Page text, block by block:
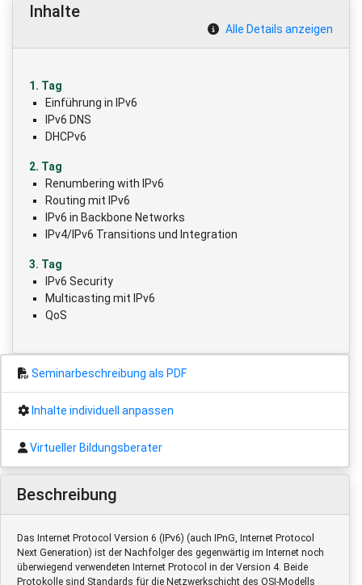
Inhalte
Alle Details anzeigen
1. Tag
Einführung in IPv6
IPv6 DNS
DHCPv6
2. Tag
Renumbering with IPv6
Routing mit IPv6
IPv6 in Backbone Networks
IPv4/IPv6 Transitions und Integration
3. Tag
IPv6 Security
Multicasting mit IPv6
QoS
Seminarbeschreibung als PDF
Inhalte individuell anpassen
Virtueller Bildungsberater
Beschreibung
Das Internet Protocol Version 6 (IPv6) (auch IPnG, Internet Protocol
Next Generation) ist der Nachfolger des gegenwärtig im Internet noch
überwiegend verwendeten Internet Protocol in der Version 4. Beide
Protokolle sind Standards für die Netzwerkschicht des OSI-Modells